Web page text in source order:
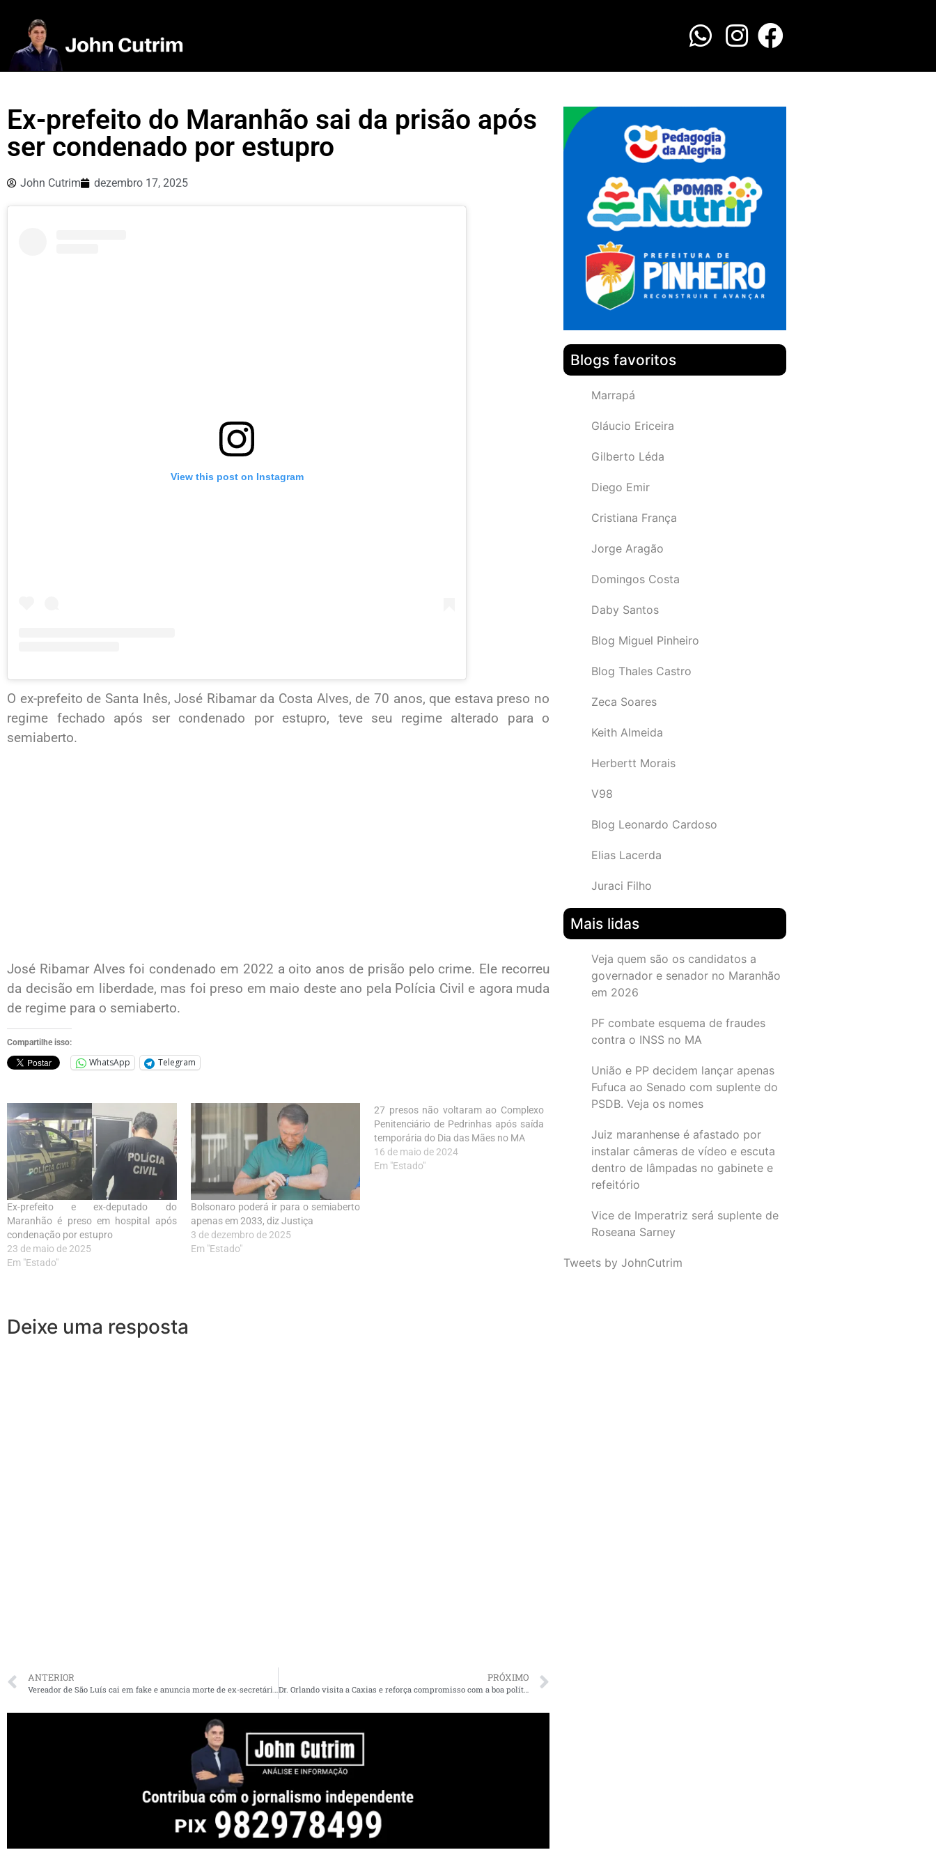
Ex-prefeito do Maranhão sai da prisão após
ser condenado por estupro
John Cutrim dezembro 17, 2025
View this post on Instagram
O ex-prefeito de Santa Inês, José Ribamar da Costa Alves, de 70 anos, que estava preso no
regime fechado após ser condenado por estupro, teve seu regime alterado para o
semiaberto.
José Ribamar Alves foi condenado em 2022 a oito anos de prisão pelo crime. Ele recorreu
da decisão em liberdade, mas foi preso em maio deste ano pela Polícia Civil e agora muda
de regime para o semiaberto.
Compartilhe isso:
WhatsApp Telegram
Ex-prefeito e ex-deputado do
Maranhão é preso em hospital após
condenação por estupro
23 de maio de 2025
Em "Estado"
Bolsonaro poderá ir para o semiaberto
apenas em 2033, diz Justiça
3 de dezembro de 2025
Em "Estado"
27 presos não voltaram ao Complexo
Penitenciário de Pedrinhas após saída
temporária do Dia das Mães no MA
16 de maio de 2024
Em "Estado"
Deixe uma resposta
ANTERIOR
Vereador de São Luís cai em fake e anuncia morte de ex-secretário que está vivo. Veja o vídeo
PRÓXIMO
Dr. Orlando visita a Caxias e reforça compromisso com a boa política e ações concretas
Blogs favoritos
Marrapá
Gláucio Ericeira
Gilberto Léda
Diego Emir
Cristiana França
Jorge Aragão
Domingos Costa
Daby Santos
Blog Miguel Pinheiro
Blog Thales Castro
Zeca Soares
Keith Almeida
Herbertt Morais
V98
Blog Leonardo Cardoso
Elias Lacerda
Juraci Filho
Mais lidas
Veja quem são os candidatos a
governador e senador no Maranhão
em 2026
PF combate esquema de fraudes
contra o INSS no MA
União e PP decidem lançar apenas
Fufuca ao Senado com suplente do
PSDB. Veja os nomes
Juiz maranhense é afastado por
instalar câmeras de vídeo e escuta
dentro de lâmpadas no gabinete e
refeitório
Vice de Imperatriz será suplente de
Roseana Sarney
Tweets by JohnCutrim